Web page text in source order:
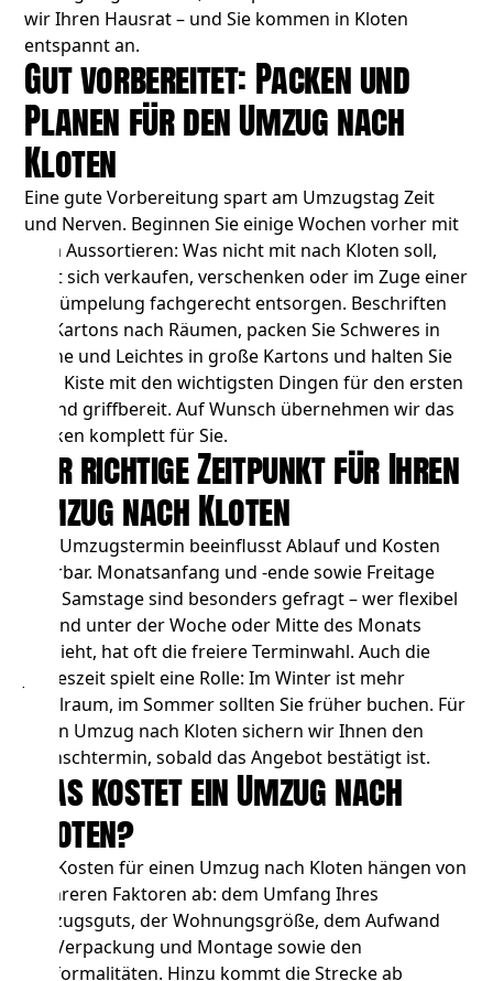
wir Ihren Hausrat – und Sie kommen in Kloten
entspannt an.
Gut vorbereitet: Packen und
Planen für den Umzug nach
Kloten
Eine gute Vorbereitung spart am Umzugstag Zeit
und Nerven. Beginnen Sie einige Wochen vorher mit
dem Aussortieren: Was nicht mit nach Kloten soll,
lässt sich verkaufen, verschenken oder im Zuge einer
Entrümpelung fachgerecht entsorgen. Beschriften
Sie Kartons nach Räumen, packen Sie Schweres in
kleine und Leichtes in große Kartons und halten Sie
eine Kiste mit den wichtigsten Dingen für den ersten
Abend griffbereit. Auf Wunsch übernehmen wir das
Packen komplett für Sie.
Der richtige Zeitpunkt für Ihren
Umzug nach Kloten
Der Umzugstermin beeinflusst Ablauf und Kosten
spürbar. Monatsanfang und -ende sowie Freitage
und Samstage sind besonders gefragt – wer flexibel
ist und unter der Woche oder Mitte des Monats
umzieht, hat oft die freiere Terminwahl. Auch die
Jahreszeit spielt eine Rolle: Im Winter ist mehr
Spielraum, im Sommer sollten Sie früher buchen. Für
Ihren Umzug nach Kloten sichern wir Ihnen den
Wunschtermin, sobald das Angebot bestätigt ist.
Was kostet ein Umzug nach
Kloten?
Die Kosten für einen Umzug nach Kloten hängen von
mehreren Faktoren ab: dem Umfang Ihres
Umzugsguts, der Wohnungsgröße, dem Aufwand
für Verpackung und Montage sowie den
Zollformalitäten. Hinzu kommt die Strecke ab